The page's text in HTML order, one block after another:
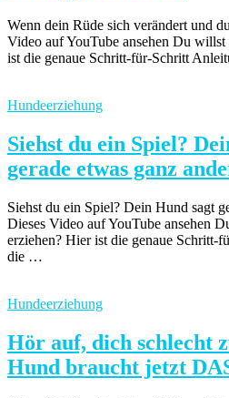
Wenn dein Rüde sich verändert und
Video auf YouTube ansehen Du
ist die genaue Schritt-für-Schritt
Hundeerziehung
Siehst du ein Spiel?
gerade etwas ganz
Siehst du ein Spiel? Dein Hund sagt
Dieses Video auf YouTube ansehen
erziehen? Hier ist die genaue Schritt-
die …
Hundeerziehung
Hör auf, dich schlecht
Hund braucht jetzt